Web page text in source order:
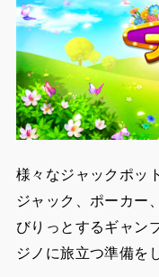
様々なジャックポッ
ジャック、ポーカー
びりっとするギャン
ジノに旅立つ準備を